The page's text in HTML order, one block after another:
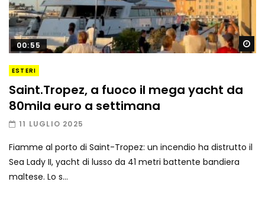
00:55
ESTERI
Saint.Tropez, a fuoco il mega yacht da
80mila euro a settimana
11 LUGLIO 2025
Fiamme al porto di Saint-Tropez: un incendio ha distrutto il
Sea Lady II, yacht di lusso da 41 metri battente bandiera
maltese. Lo s...